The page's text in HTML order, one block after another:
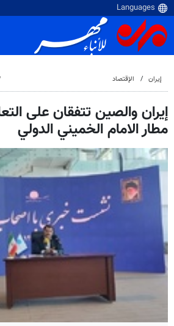
إيران الإقتصاد
إيران والصين تتفقان على
مطار الامام الخميني الدولي